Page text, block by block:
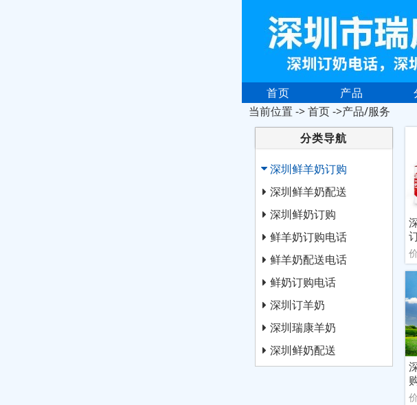
首页 产品
当前位置 ->首页->产品/服务
分类导航
深圳鲜羊奶订购
深圳鲜羊奶配送
深圳鲜奶订购
鲜羊奶订购电话
鲜羊奶配送电话
鲜奶订购电话
深圳订羊奶
深圳瑞康羊奶
深圳鲜奶配送